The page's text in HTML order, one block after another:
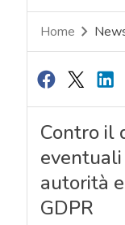
Home
Contro il
autorità
GDPR